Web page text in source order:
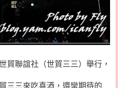
貿聯誼社（世貿三三）舉行，
三三來吃喜酒，還蠻期待的